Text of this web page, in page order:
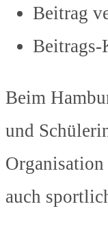
Beitrag
Beitrags-
Beim
und
auch